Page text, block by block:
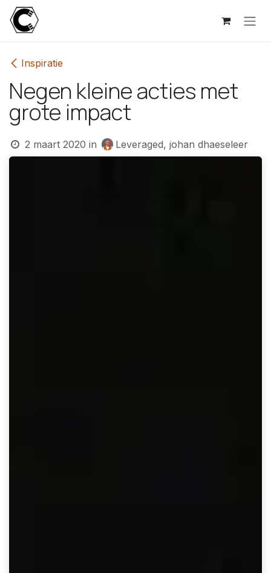
Overslaan naar inhoud
Inspiratie
Negen kleine acties met
grote impact
2 maart 2020 in Leveraged, johan dhaeseleer